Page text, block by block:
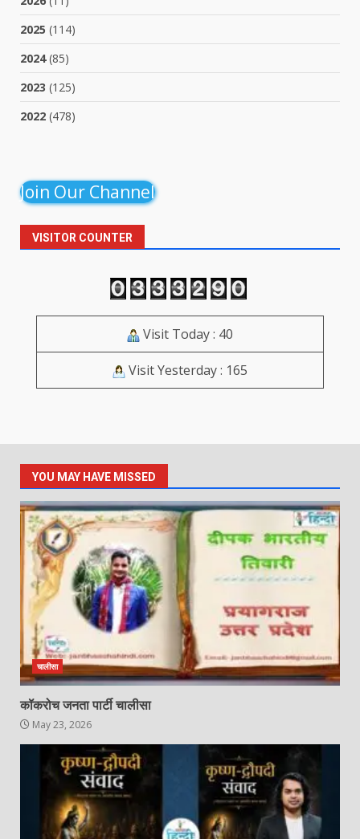
2025 (114)
2024(85)
2023 (125)
2022 (478)
Join Our Channel
VISITOR COUNTER
Visit Today : 40
Visit Yesterday : 165
YOU MAY HAVE MISSED
चालीसा
कॉकरोच जनता पार्टी चालीसा
May 23, 2026